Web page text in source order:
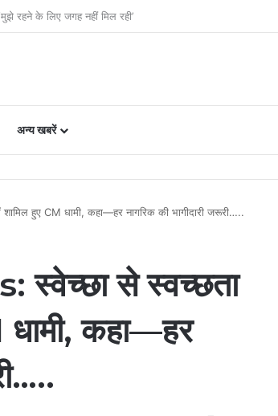
काम के लिए समान वेतन
अन्य खबरें
हुए CM धामी, कहा—हर नागरिक की भागीदारी जरूरी…..
से स्वच्छता
धामी, कहा—हर